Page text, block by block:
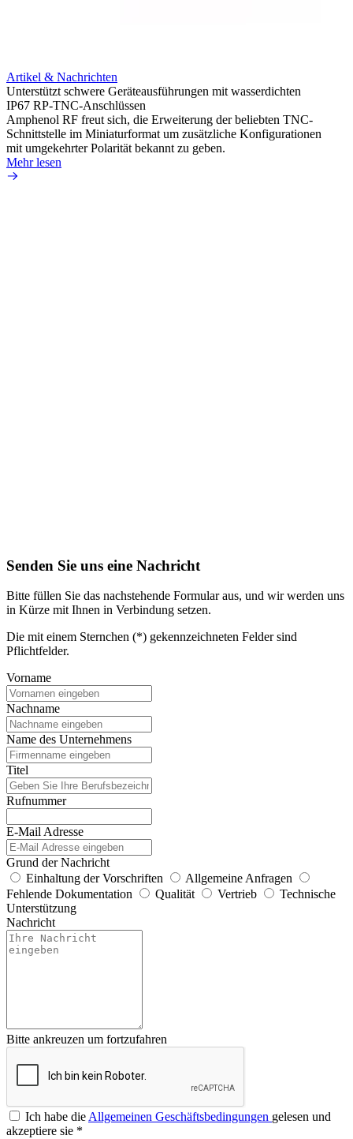
Artikel & Nachrichten
Unterstützt schwere Geräteausführungen mit wasserdichten
IP67 RP-TNC-Anschlüssen
Amphenol RF freut sich, die Erweiterung der beliebten TNC-
Schnittstelle im Miniaturformat um zusätzliche Konfigurationen
mit umgekehrter Polarität bekannt zu geben.
Mehr lesen
Senden Sie uns eine Nachricht
Bitte füllen Sie das nachstehende Formular aus, und wir werden uns
in Kürze mit Ihnen in Verbindung setzen.
Die mit einem Sternchen (*) gekennzeichneten Felder sind
Pflichtfelder.
Vorname
Nachname
Name des Unternehmens
Titel
Rufnummer
E-Mail Adresse
Grund der Nachricht
Einhaltung der Vorschriften
Allgemeine Anfragen
Fehlende Dokumentation
Qualität Vertrieb
Technische
Unterstützung
Nachricht
Bitte ankreuzen um fortzufahren
Ich habe dieAllgemeinen Geschäftsbedingungen gelesen und
akzeptiere sie *